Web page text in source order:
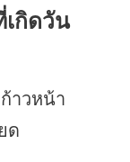
กิดวัน
าวหน้า
ด